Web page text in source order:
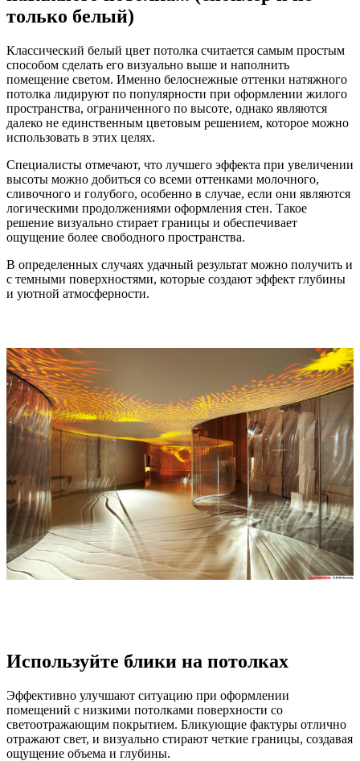
только белый)
Классический белый цвет потолка считается самым простым
способом сделать его визуально выше и наполнить
помещение светом. Именно белоснежные оттенки натяжного
потолка лидируют по популярности при оформлении жилого
пространства, ограниченного по высоте, однако являются
далеко не единственным цветовым решением, которое можно
использовать в этих целях.
Специалисты отмечают, что лучшего эффекта при увеличении
высоты можно добиться со всеми оттенками молочного,
сливочного и голубого, особенно в случае, если они являются
логическими продолжениями оформления стен. Такое
решение визуально стирает границы и обеспечивает
ощущение более свободного пространства.
В определенных случаях удачный результат можно получить и
с темными поверхностями, которые создают эффект глубины
и уютной атмосферности.
Используйте блики на потолках
Эффективно улучшают ситуацию при оформлении
помещений с низкими потолками поверхности со
светоотражающим покрытием. Бликующие фактуры отлично
отражают свет, и визуально стирают четкие границы, создавая
ощущение объема и глубины.